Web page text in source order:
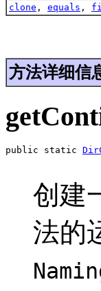
clone , equals ,
方法详细信
public static
创建
法的